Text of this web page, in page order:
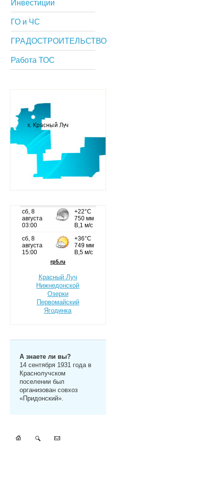
Инвестиции
ГО и ЧС
ГРАДОСТРОИТЕЛЬСТВО
Работа ТОС
Красный Луч
Нижнедонской
Озерки
Первомайский
Ягодинка
А знаете ли вы?
14 сентября 1931 года в
Краснолучском
поселении был
организован совхоз
«Придонский».